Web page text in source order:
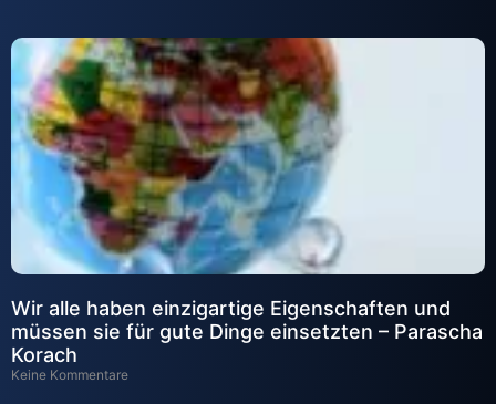
Wir alle haben einzigartige Eigenschaften und
müssen sie für gute Dinge einsetzten – Parascha
Korach
Keine Kommentare